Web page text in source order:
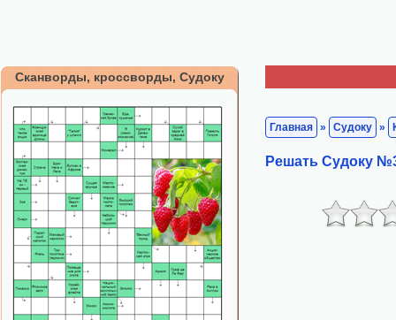
Сканворды, кроссворды, Судоку
Главная » Судоку »
Решать Судоку